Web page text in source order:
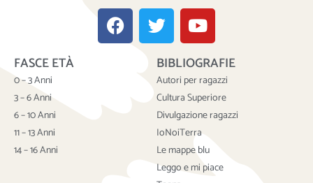
F
a
c
T
w
i
t
t
e
r
Y
o
u
t
u
b
e
FASCE ETÀ
0 – 3 Anni
3 – 6 Anni
6 – 10 Anni
11 – 13 Anni
14 – 16 Anni
BIBLIOGRAFIE
Autori per ragazzi
Cultura Superiore
Divulgazione ragazzi
IoNoiTerra
Le mappe blu
Leggo e mi piace